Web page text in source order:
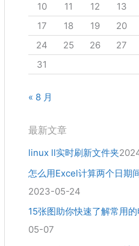
10
11 12 13
17
18 19 20
24
25 26 27
31
« 8 月
最新文章
linux ll实时刷新文件夹
怎么用Excel计算两个日期
2023-05-24
15张图助你快速了解常用
05-07